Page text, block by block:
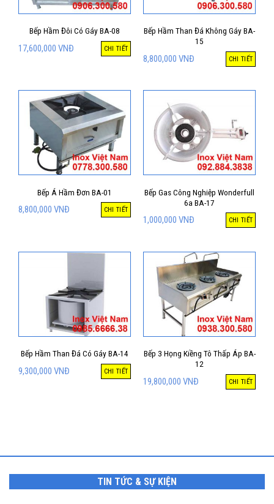
Bếp Hầm Đôi Có Gáy BA-08
17,600,000 VNĐ CHI TIẾT
Bếp Hầm Than Đá Không Gáy BA-
15
8,800,000 VNĐ CHI TIẾT
Bếp Á Hầm Đơn BA-01
8,800,000 VNĐ CHI TIẾT
Bếp Gas Công Nghiệp Wonderfull
6a BA-17
1,000,000 VNĐ CHI TIẾT
Bếp Hầm Than Đá Có Gáy BA-14
9,300,000 VNĐ CHI TIẾT
Bếp 3 Họng Kiềng Tô Thấp Áp BA-
12
19,800,000 VNĐ CHI TIẾT
TIN TỨC & SỰ KIỆN